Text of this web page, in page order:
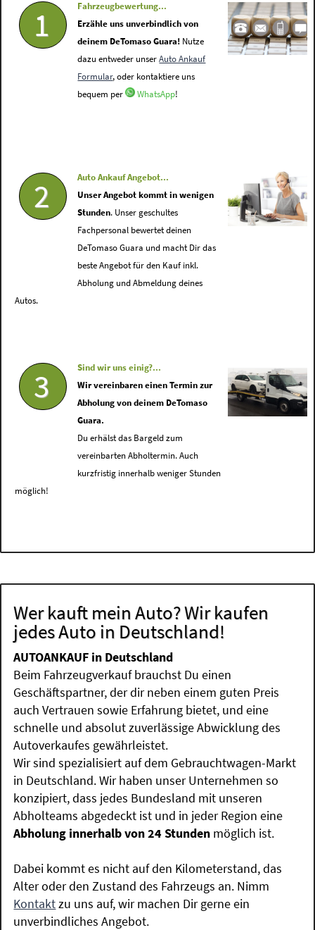
1
Fahrzeugbewertung...
Erzähle uns unverbindlich von
deinem DeTomaso Guara! Nutze
dazu entweder unserAuto Ankauf
Formular, oder kontaktiere uns
bequem per
WhatsApp!
2
Auto Ankauf Angebot...
Unser Angebot kommt in wenigen
Stunden. Unser geschultes
Fachpersonal bewertet deinen
DeTomaso Guara und macht Dir das
beste Angebot für den Kauf inkl.
Abholung und Abmeldung deines
Autos.
3
Sind wir uns einig?...
Wir vereinbaren einen Termin zur
Abholung von deinem DeTomaso
Guara.
Du erhälst das Bargeld zum
vereinbarten Abholtermin. Auch
kurzfristig innerhalb weniger Stunden
möglich!
Wer kauft mein Auto? Wir kaufen
jedes Auto in Deutschland!
AUTOANKAUF in Deutschland
Beim Fahrzeugverkauf brauchst Du einen
Geschäftspartner, der dir neben einem guten Preis
auch Vertrauen sowie Erfahrung bietet, und eine
schnelle und absolut zuverlässige Abwicklung des
Autoverkaufes gewährleistet.
Wir sind spezialisiert auf dem Gebrauchtwagen-Markt
in Deutschland. Wir haben unser Unternehmen so
konzipiert, dass jedes Bundesland mit unseren
Abholteams abgedeckt ist und in jeder Region eine
Abholung innerhalb von 24 Stunden möglich ist.
Dabei kommt es nicht auf den Kilometerstand, das
Alter oder den Zustand des Fahrzeugs an. Nimm
Kontaktzu uns auf, wir machen Dir gerne ein
unverbindliches Angebot.